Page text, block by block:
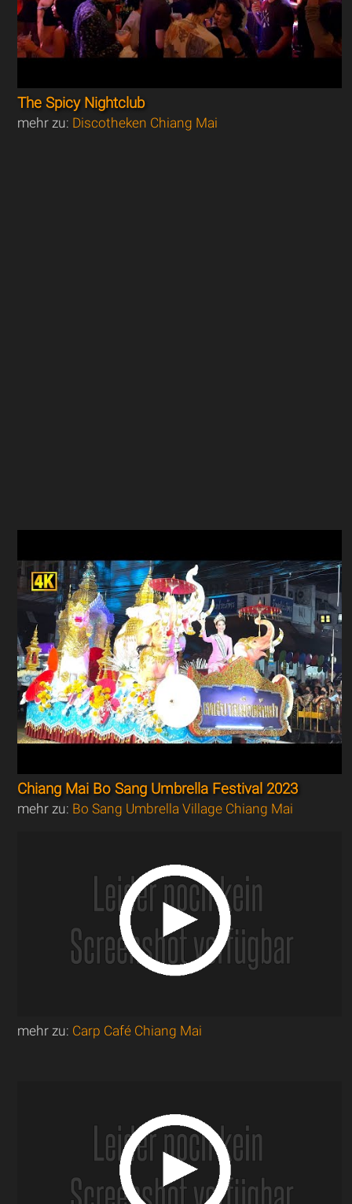
The Spicy Nightclub
mehr zu: Discotheken Chiang Mai
Chiang Mai Bo Sang Umbrella Festival 2023
mehr zu: Bo Sang Umbrella Village Chiang Mai
mehr zu: Carp Café Chiang Mai